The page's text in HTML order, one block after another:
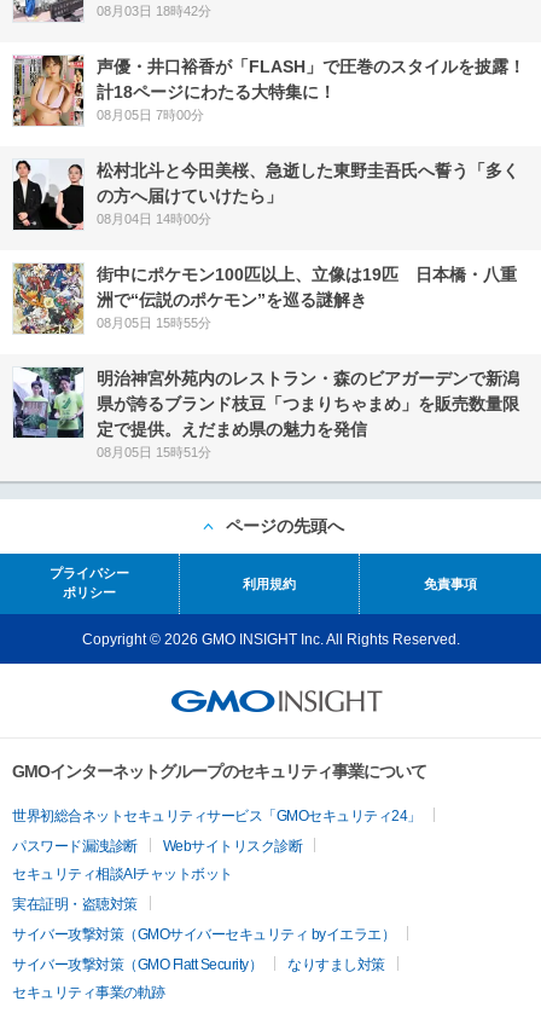
08月03日 18時42分
声優・井口裕香が「FLASH」で圧巻のスタイルを披露！
計18ページにわたる大特集に！
08月05日 7時00分
松村北斗と今田美桜、急逝した東野圭吾氏へ誓う「多く
の方へ届けていけたら」
08月04日 14時00分
街中にポケモン100匹以上、立像は19匹 日本橋・八重
洲で“伝説のポケモン”を巡る謎解き
08月05日 15時55分
明治神宮外苑内のレストラン・森のビアガーデンで新潟
県が誇るブランド枝豆「つまりちゃまめ」を販売数量限
定で提供。えだまめ県の魅力を発信
08月05日 15時51分
ページの先頭へ
プライバシー
ポリシー
利用規約 免責事項
Copyright © 2026 GMO INSIGHT Inc. All Rights Reserved.
GMOインターネットグループのセキュリティ事業について
世界初総合ネットセキュリティサービス「GMOセキュリティ24」
パスワード漏洩診断
Webサイトリスク診断
セキュリティ相談AIチャットボット
実在証明・盗聴対策
サイバー攻撃対策（GMOサイバーセキュリティ byイエラエ）
サイバー攻撃対策（GMO Flatt Security）
なりすまし対策
セキュリティ事業の軌跡